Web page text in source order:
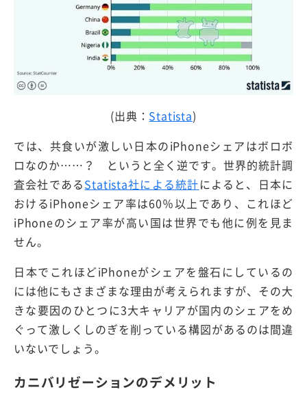
(出典： Statista)
では、共食いが激しい日本のiPhoneシェアはボロボ
ロなのか……？ というと全く逆です。世界的統計調
査会社であるStatista社による統計によると、日本に
おけるiPhoneシェア率は60％以上であり、これほど
iPhoneのシェア率が高い国は世界でも他に例を見ま
せん。
日本でこれほどiPhoneがシェアを盤石にしているの
には他にもさまざまな理由が考えられますが、その大
きな要因のひとつに3大キャリアが国内のシェアをめ
ぐって激しくしのぎを削っている構図があるのは間違
いないでしょう。
カニバリゼーションのデメリット